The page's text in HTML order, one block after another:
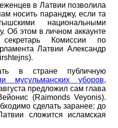
в Латвии позволила
носить паранджу, если та
национальными
Об этом в личном аккаунте
Комиссии по
Латвии Александр
в стране публичную
мусульманских уборов,
предложил сам глава
(Raimonds Veyonis).
сделать заранее: до
сложится исламская